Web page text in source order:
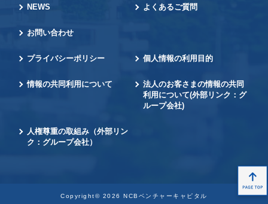
NEWS よくあるご質問
お問い合わせ
プライバシーポリシー 個人情報の利用目的
情報の共同利用について 法人のお客さまの情報の共同
利用について(外部リンク：グ
ループ会社)
人権尊重の取組み （外部リン
ク：グループ会社）
Copyright© 2026 NCBベンチャーキャピタル